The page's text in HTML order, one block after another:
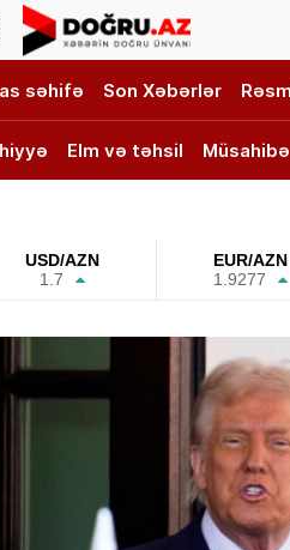
səhifə Son Xəbərlər
Elm və təhsil Müsahibə
USD/AZN
1.7
EUR/AZN
1.9277